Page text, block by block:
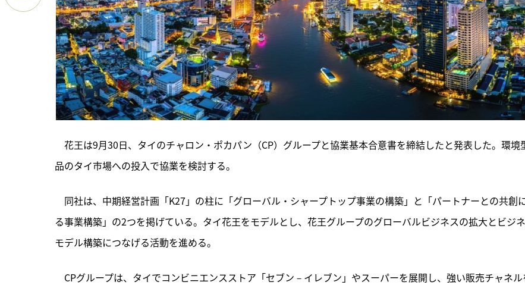
花王は9月30日、タイのチャロン・ポカパン（CP）グループと協業基本合意書を締結したと発表した。環境
品のタイ市場への投入で協業を検討する。
同社は、 中期経営計画「K27」の柱に「グローバル・シャープトップ事業の構築」と「パートナーとの共創
る事業構築」の2つを掲げている。タイ花王をモデルとし、花王グループのグローバルビジネスの拡大とビジ
モデル構築につなげる活動を進める。
CPグループは、タイでコンビニエンスストア「セブン－イレブン」やスーパーを展開し、強い販売チャネ